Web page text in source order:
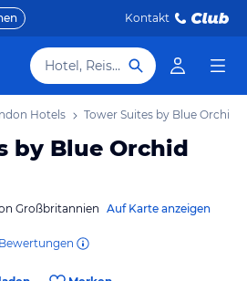
Kontakt
Hotel, Reiseziel
Hotels Tower Suites by Blue Orchid
by Blue Orchid
Großbritannien Auf Karte anzeigen
Bewertungen